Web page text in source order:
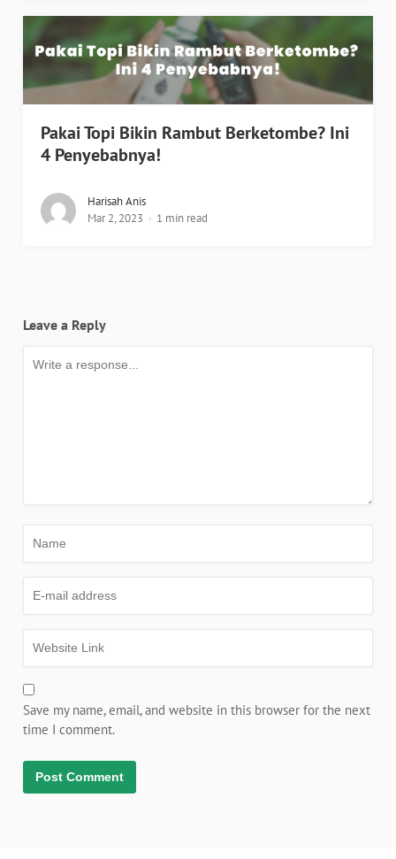
Pakai Topi Bikin Rambut Berketombe? Ini
4 Penyebabnya!
Harisah Anis
Mar 2, 2023
1 min read
Leave a Reply
Save my name, email, and website in this browser for the next
time I comment.